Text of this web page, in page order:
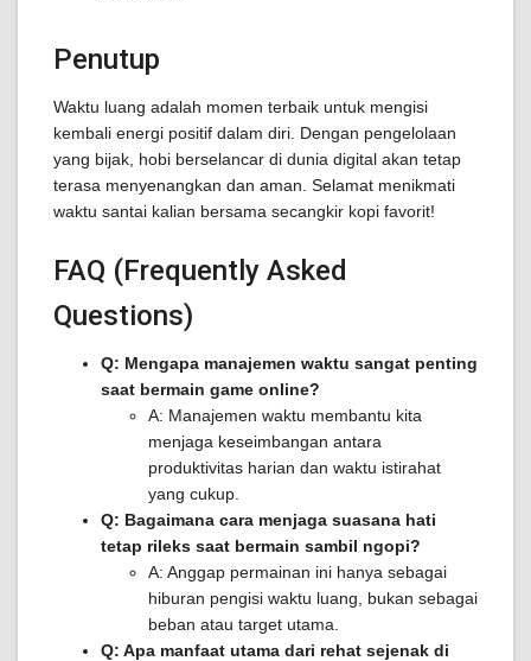
Penutup
Waktu luang adalah momen terbaik untuk mengisi
kembali energi positif dalam diri. Dengan pengelolaan
yang bijak, hobi berselancar di dunia digital akan tetap
terasa menyenangkan dan aman. Selamat menikmati
waktu santai kalian bersama secangkir kopi favorit!
FAQ (Frequently Asked
Questions)
Q: Mengapa manajemen waktu sangat penting
saat bermain game online?
A: Manajemen waktu membantu kita
menjaga keseimbangan antara
produktivitas harian dan waktu istirahat
yang cukup.
Q: Bagaimana cara menjaga suasana hati
tetap rileks saat bermain sambil ngopi?
A: Anggap permainan ini hanya sebagai
hiburan pengisi waktu luang, bukan sebagai
beban atau target utama.
Q: Apa manfaat utama dari rehat sejenak di